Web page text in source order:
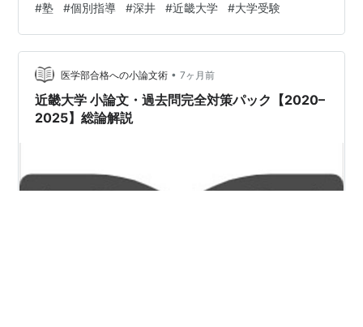
が楽しみ！ これに尽きる。
#塾 #個別指導 #深井 #近畿大学 #大学受験
医学部合格への小論文術 • 7ヶ月前
近畿大学 小論文・過去問完全対策パック【2020–
2025】総論解説